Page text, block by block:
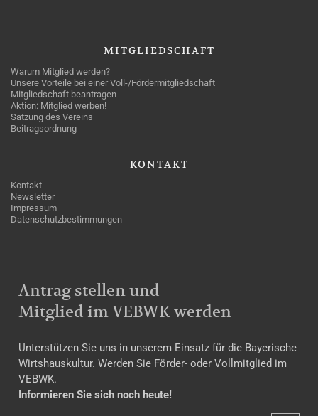
MITGLIEDSCHAFT
Warum Mitglied werden?
Unsere Vorteile bei einer Voll-/Fördermitgliedschaft
Mitgliedschaft beantragen
Aktion: Mitglied werben!
Satzung des Vereins
Beitragsordnung
KONTAKT
Kontakt
Newsletter
Impressum
Datenschutzbestimmungen
MITGLIEDSCHAFT
Antrag stellen und
Mitglied im VEBWK werden
Unterstützen Sie uns in unserem Einsatz für die Bayerische
Wirtshauskultur. Werden Sie Förder- oder Vollmitglied im
VEBWK.
Informieren Sie sich noch heute!